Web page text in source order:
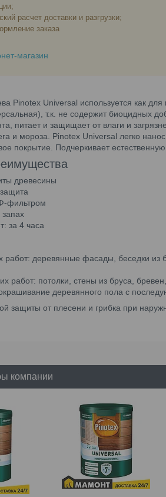
расчет доставки и разгрузки;
заказа
магазин
Pinotex Universal используется как
т.к. не содержит биоцидных
питает и защищает от влаги и
и мороза. Pinotex Universal легко
покрытие. Подчеркивает естественную
древесины
фильтром
за 4 часа
работ: деревянные фасады, беседки из
работ: потолки, стены из бруса,
деревянного пола с
защиты от плесени и грибка при
компании